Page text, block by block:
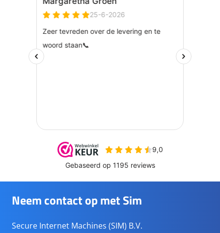
Neem contact op met Sim
Secure Internet Machines (SIM) B.V.